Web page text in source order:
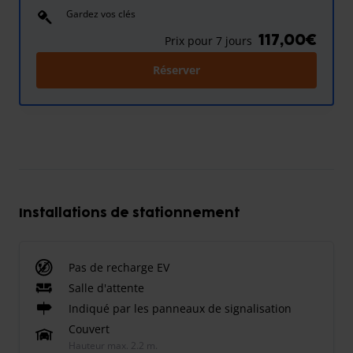
Gardez vos clés
Prix pour 7 jours 117,00€
Réserver
Installations de stationnement
Pas de recharge EV
Salle d'attente
Indiqué par les panneaux de signalisation
Couvert
Hauteur max. 2.2 m.